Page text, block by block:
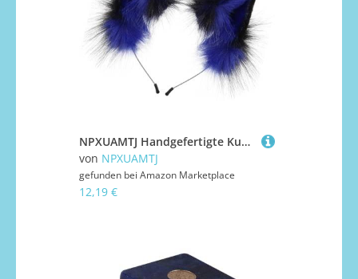
NPXUAMTJ Handgefertigte Kunstpelze Füchse Wolf Ohren Stirnband Halloween Weihnachts Cosplay Kostümzubehör Pelzige Tierhaar Hoop Katzen Füchse Wolf Stirnband Und Schwanz
von NPXUAMTJ
gefunden bei Amazon Marketplace
12,19 €